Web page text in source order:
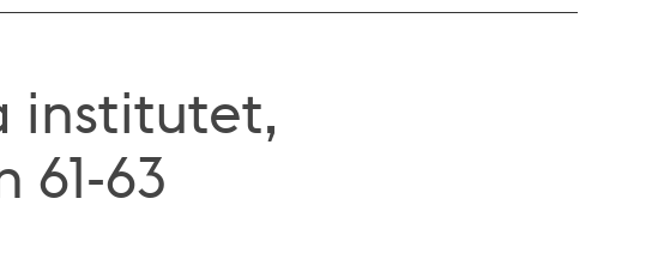
institutet,
63